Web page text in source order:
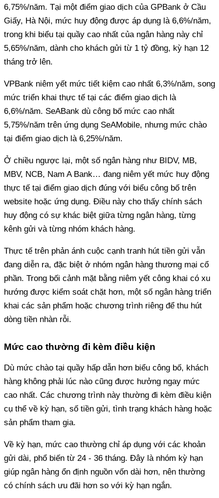
6,75%/năm. Tại một điểm giao dịch của GPBank ở Cầu
Giấy, Hà Nội, mức huy động được áp dụng là 6,6%/năm,
trong khi biểu tại quầy cao nhất của ngân hàng này chỉ
5,65%/năm, dành cho khách gửi từ 1 tỷ đồng, kỳ hạn 12
tháng trở lên.
VPBank niêm yết mức tiết kiệm cao nhất 6,3%/năm, song
mức triển khai thực tế tại các điểm giao dịch là
6,6%/năm. SeABank dù công bố mức cao nhất
5,75%/năm trên ứng dụng SeAMobile, nhưng mức chào
tại điểm giao dịch là 6,25%/năm.
Ở chiều ngược lại, một số ngân hàng như BIDV, MB,
MBV, NCB, Nam A Bank… đang niêm yết mức huy động
thực tế tại điểm giao dịch đúng với biểu công bố trên
website hoặc ứng dụng. Điều này cho thấy chính sách
huy động có sự khác biệt giữa từng ngân hàng, từng
kênh gửi và từng nhóm khách hàng.
Thực tế trên phản ánh cuộc cạnh tranh hút tiền gửi vẫn
đang diễn ra, đặc biệt ở nhóm ngân hàng thương mại cổ
phần. Trong bối cảnh mặt bằng niêm yết công khai có xu
hướng được kiểm soát chặt hơn, một số ngân hàng triển
khai các sản phẩm hoặc chương trình riêng để thu hút
dòng tiền nhàn rỗi.
Mức cao thường đi kèm điều kiện
Dù mức chào tại quầy hấp dẫn hơn biểu công bố, khách
hàng không phải lúc nào cũng được hưởng ngay mức
cao nhất. Các chương trình này thường đi kèm điều kiện
cụ thể về kỳ hạn, số tiền gửi, tình trạng khách hàng hoặc
sản phẩm tham gia.
Về kỳ hạn, mức cao thường chỉ áp dụng với các khoản
gửi dài, phổ biến từ 24 - 36 tháng. Đây là nhóm kỳ hạn
giúp ngân hàng ổn định nguồn vốn dài hơn, nên thường
có chính sách ưu đãi hơn so với kỳ hạn ngắn.